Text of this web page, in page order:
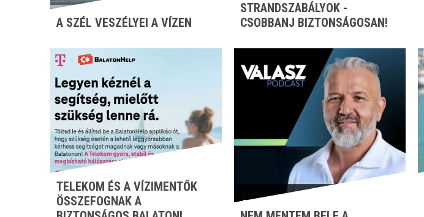
A SZÉL VESZÉLYEI A VÍZEN
STRANDSZABÁLYOK -
CSOBBANJ BIZTONSÁGOSAN!
TELEKOM ÉS A VÍZIMENTŐK
ÖSSZEFOGNAK A